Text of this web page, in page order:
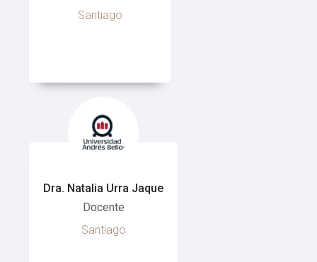
Santiago
Dra. Natalia Urra Jaque
Docente
Santiago